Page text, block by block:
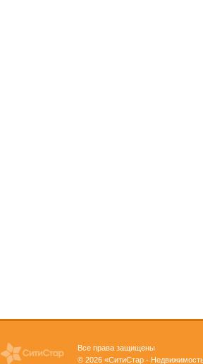
Все права защищены
© 2026 «СитиСтар -